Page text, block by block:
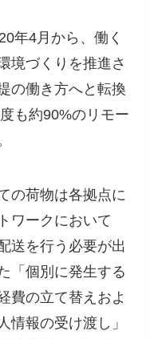
年4月から、働く
境づくりを推進さ
の働き方へと転換
も約90%のリモー
の荷物は各拠点に
ワークにおいて
送を行う必要が出
「個別に発生する
費の立て替えおよ
情報の受け渡し」